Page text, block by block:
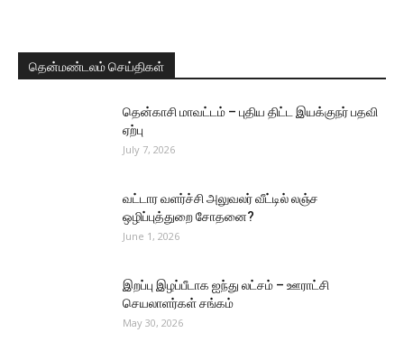
தென்மண்டலம் செய்திகள்
தென்காசி மாவட்டம் – புதிய திட்ட இயக்குநர் பதவி
ஏற்பு
July 7, 2026
வட்டார வளர்ச்சி அலுவலர் வீட்டில் லஞ்ச
ஒழிப்புத்துறை சோதனை?
June 1, 2026
இறப்பு இழப்பீடாக ஐந்து லட்சம் – ஊராட்சி
செயலாளர்கள் சங்கம்
May 30, 2026